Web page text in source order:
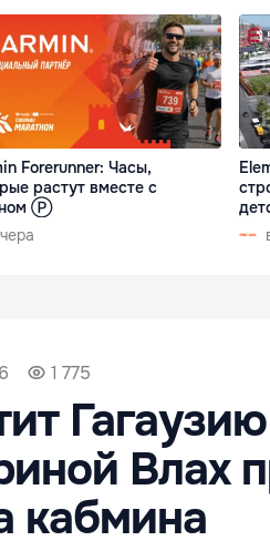
Forerunner: Часы,
растут вместе с
Ⓟ
1 775
Влах
кабмина